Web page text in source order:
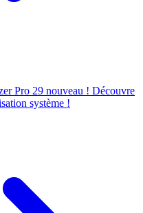
Pro 29 nouveau ! Découvre
système !